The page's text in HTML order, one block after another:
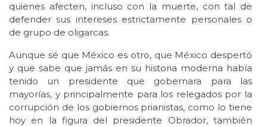
quienes afecten, incluso con la muerte, con tal de
defender sus intereses estrictamente personales o
de grupo de oligarcas.
Aunque sé que México es otro, que México despertó
y que sabe que jamás en su historia moderna había
tenido un presidente que gobernara para las
mayorías, y principalmente para los relegados por la
corrupción de los gobiernos prianistas, como lo tiene
hoy en la figura del presidente Obrador, también